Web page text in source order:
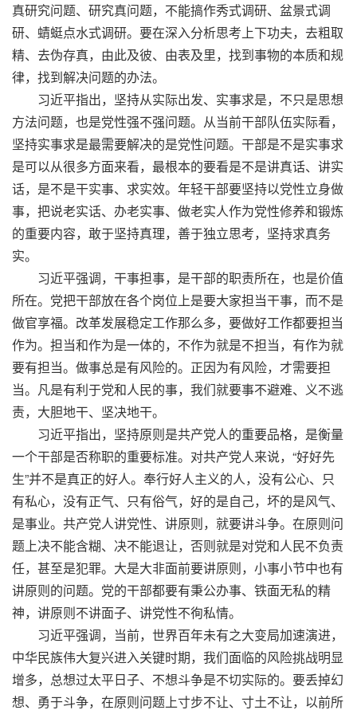
真研究问题、研究真问题，不能搞作秀式调研、盆景式调
研、蜻蜓点水式调研。要在深入分析思考上下功夫，去粗取
精、去伪存真，由此及彼、由表及里，找到事物的本质和规
律，找到解决问题的办法。
习近平指出，坚持从实际出发、实事求是，不只是思想
方法问题，也是党性强不强问题。从当前干部队伍实际看，
坚持实事求是最需要解决的是党性问题。干部是不是实事求
是可以从很多方面来看，最根本的要看是不是讲真话、讲实
话，是不是干实事、求实效。年轻干部要坚持以党性立身做
事，把说老实话、办老实事、做老实人作为党性修养和锻炼
的重要内容，敢于坚持真理，善于独立思考，坚持求真务
实。
习近平强调，干事担事，是干部的职责所在，也是价值
所在。党把干部放在各个岗位上是要大家担当干事，而不是
做官享福。改革发展稳定工作那么多，要做好工作都要担当
作为。担当和作为是一体的，不作为就是不担当，有作为就
要有担当。做事总是有风险的。正因为有风险，才需要担
当。凡是有利于党和人民的事，我们就要事不避难、义不逃
责，大胆地干、坚决地干。
习近平指出，坚持原则是共产党人的重要品格，是衡量
一个干部是否称职的重要标准。对共产党人来说，“好好先
生”并不是真正的好人。奉行好人主义的人，没有公心、只
有私心，没有正气、只有俗气，好的是自己，坏的是风气、
是事业。共产党人讲党性、讲原则，就要讲斗争。在原则问
题上决不能含糊、决不能退让，否则就是对党和人民不负责
任，甚至是犯罪。大是大非面前要讲原则，小事小节中也有
讲原则的问题。党的干部都要有秉公办事、铁面无私的精
神，讲原则不讲面子、讲党性不徇私情。
习近平强调，当前，世界百年未有之大变局加速演进，
中华民族伟大复兴进入关键时期，我们面临的风险挑战明显
增多，总想过太平日子、不想斗争是不切实际的。要丢掉幻
想、勇于斗争，在原则问题上寸步不让、寸土不让，以前所